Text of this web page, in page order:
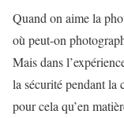
Quand on aime la
où peut-on
Mais dans
la sécurité pendant la
pour cela qu’en